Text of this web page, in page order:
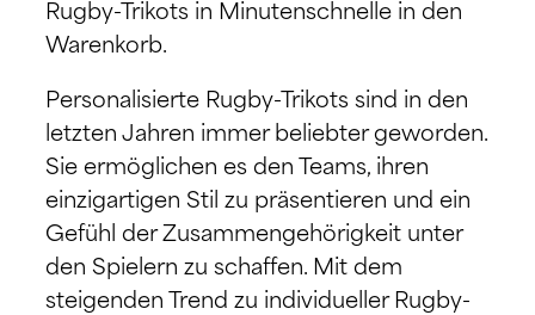
Rugby-Trikots in Minutenschnelle in den
Warenkorb.
Personalisierte Rugby-Trikots sind in den
letzten Jahren immer beliebter geworden.
Sie ermöglichen es den Teams, ihren
einzigartigen Stil zu präsentieren und ein
Gefühl der Zusammengehörigkeit unter
den Spielern zu schaffen. Mit dem
steigenden Trend zu individueller Rugby-